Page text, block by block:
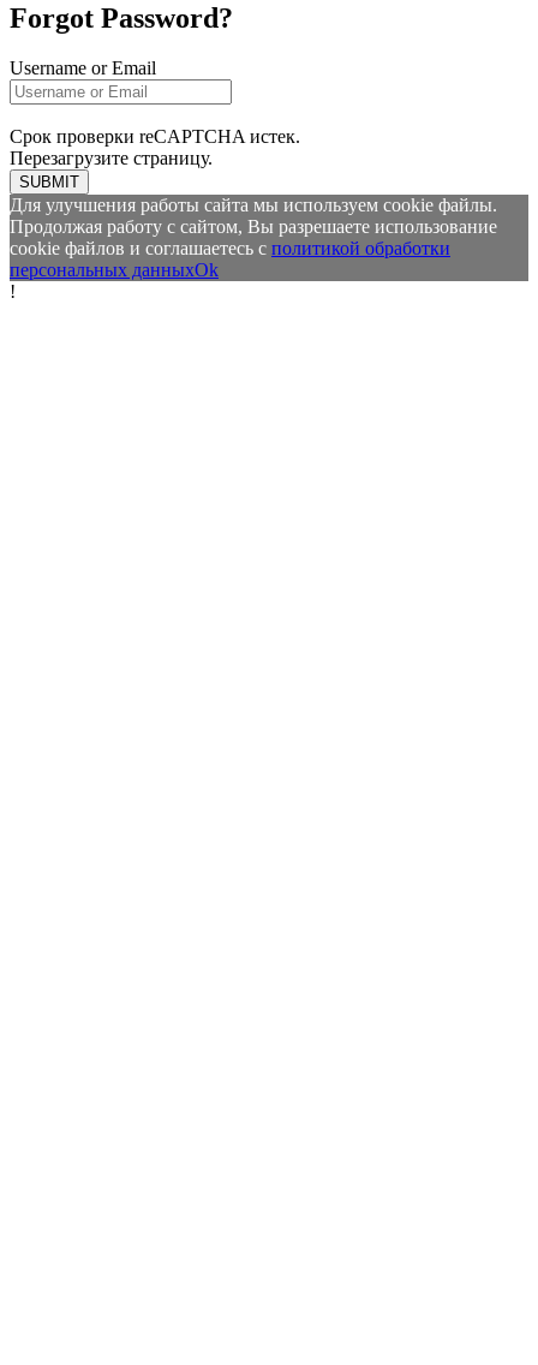
Forgot Password?
Username or Email
Срок проверки reCAPTCHA истек.
Перезагрузите страницу.
SUBMIT
Для улучшения работы сайта мы используем cookie файлы.
Продолжая работу с сайтом, Вы разрешаете использование
cookie файлов и соглашаетесь с политикой обработки
персональных данныхOk
!